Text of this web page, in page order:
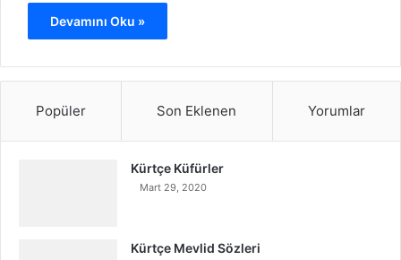
Devamını Oku »
Popüler Son Eklenen Yorumlar
Kürtçe Küfürler
Mart 29, 2020
Kürtçe Mevlid Sözleri